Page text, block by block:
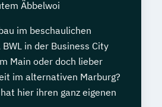
Äbbelwoi
im beschaulichen
in der Business City
Main oder doch lieber
im alternativen Marburg?
hier ihren ganz eigenen